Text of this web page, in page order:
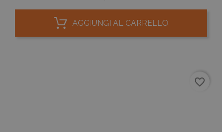
AGGIUNGI AL CARRELLO
favorite_border